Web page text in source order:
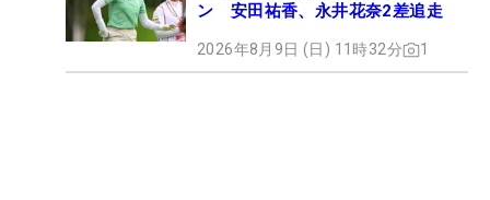
ン 安田祐香、永井花奈2差追走
2026年8月9日 (日) 11時32分 1